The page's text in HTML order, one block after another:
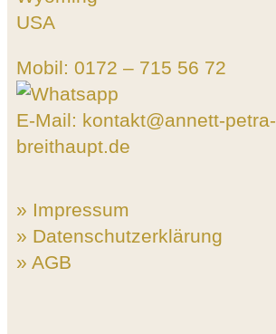
USA
Mobil: 0172 – 715 56 72
E-Mail: kontakt@annett-petra-
breithaupt.de
» Impressum
» Datenschutzerklärung
» AGB